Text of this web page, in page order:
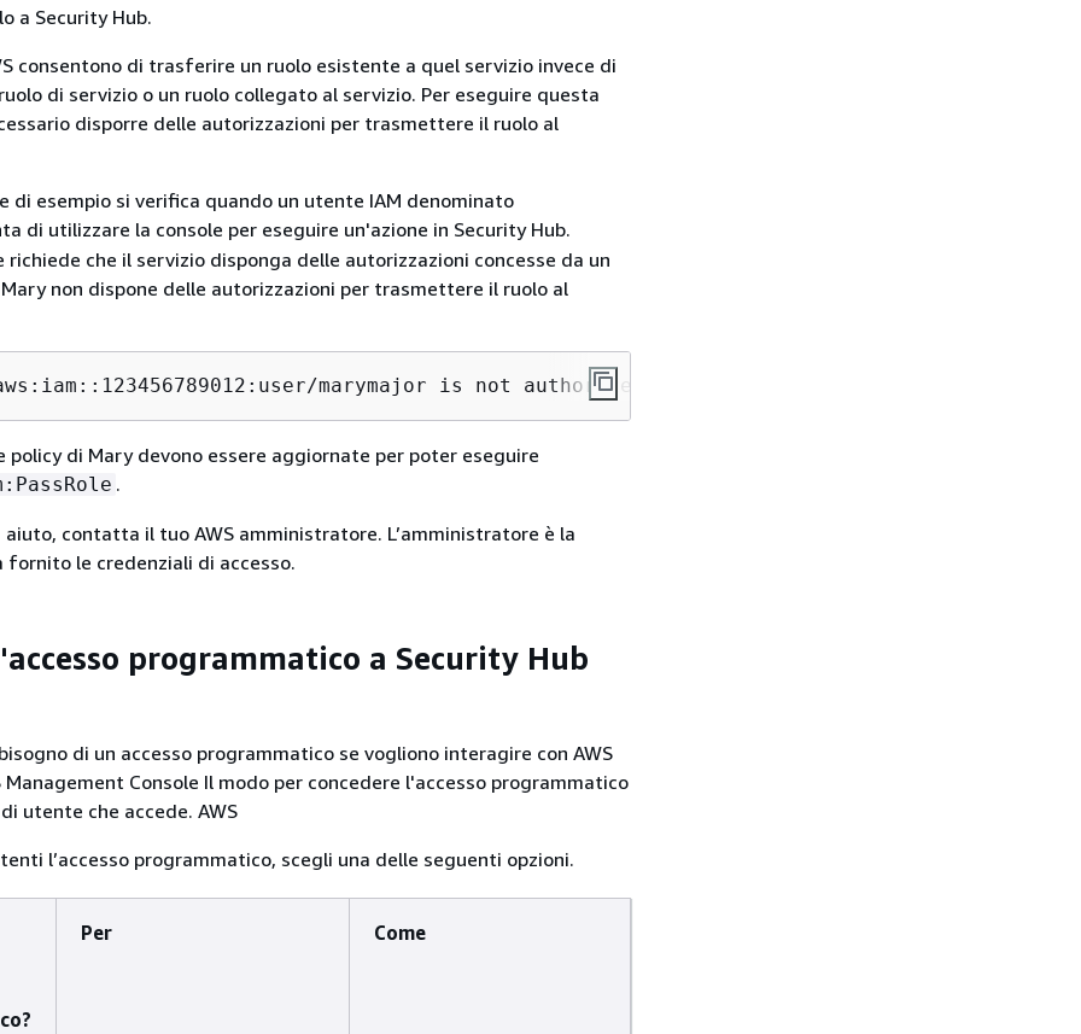
a Security Hub.
consentono di trasferire un ruolo esistente a quel servizio invece di
di servizio o un ruolo collegato al servizio. Per eseguire questa
disporre delle autorizzazioni per trasmettere il ruolo al
di esempio si verifica quando un utente IAM denominato
di utilizzare la console per eseguire un'azione in Security Hub.
richiede che il servizio disponga delle autorizzazioni concesse da un
non dispone delle autorizzazioni per trasmettere il ruolo al
marymajor is not authorized to perform: iam:PassRole
policy di Mary devono essere aggiornate per poter eseguire
.
aiuto, contatta il tuo AWS amministratore. L’amministratore è la
fornito le credenziali di accesso.
programmatico a Security Hub
di un accesso programmatico se vogliono interagire con AWS
Management Console Il modo per concedere l'accesso programmatico
utente che accede. AWS
l’accesso programmatico, scegli una delle seguenti opzioni.
Per Come